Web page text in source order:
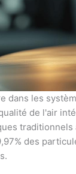
dans les
de l'air
des